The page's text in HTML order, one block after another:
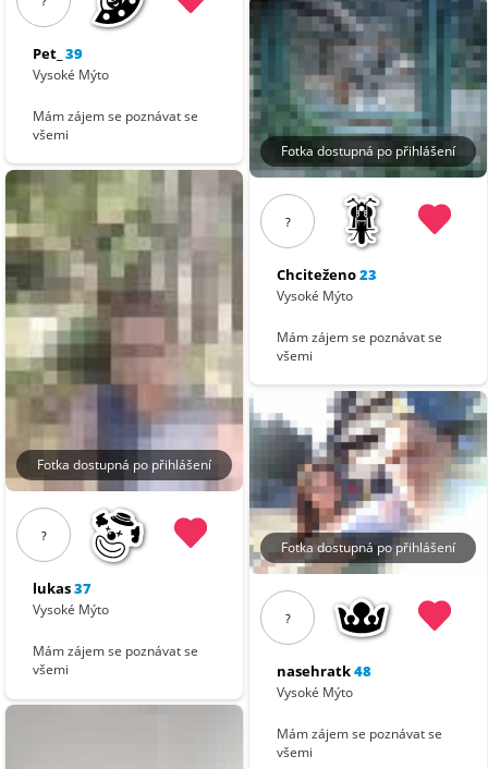
Pet_ 39
Vysoké Mýto
Mám zájem se poznávat se
všemi
Fotka dostupná po přihlášení
?
lukas37
Vysoké Mýto
Mám zájem se poznávat se
všemi
Fotka dostupná po přihlášení
?
Chciteženo23
Vysoké Mýto
Mám zájem se poznávat se
všemi
Fotka dostupná po přihlášení
?
nasehratk48
Vysoké Mýto
Mám zájem se poznávat se
všemi